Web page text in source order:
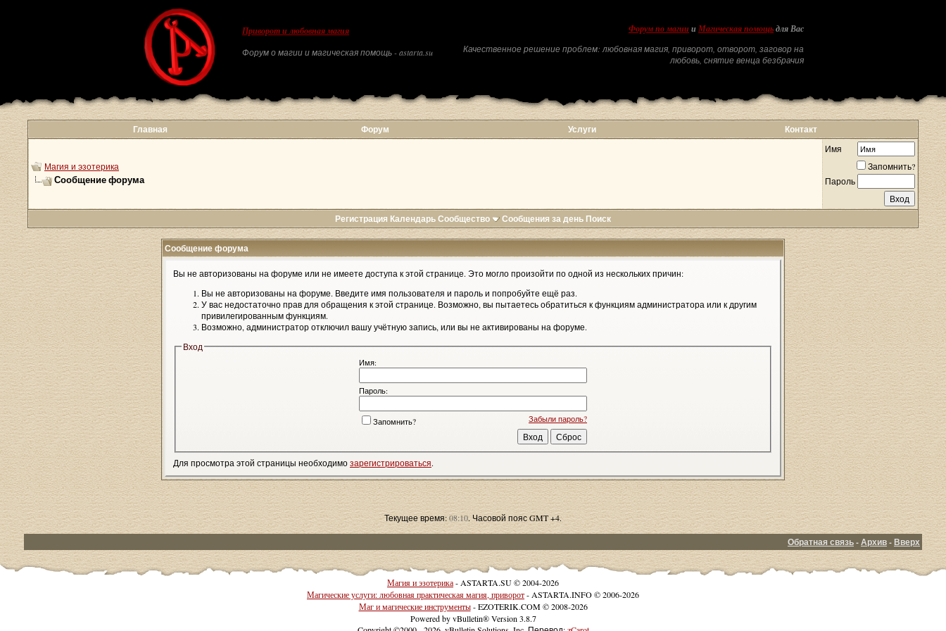
Приворот и любовная магия
Форум о магии и магическая помощь - astarta.su
Форум по магии и Магическая помощь для Вас
Качественное решение проблем: любовная магия, приворот, отворот, заговор на
любовь, снятие венца безбрачия
Главная Форум Услуги Контакт
Магия и эзотерика
Сообщение форума
Имя
Запомнить?
Пароль
Регистрация КалендарьСообщество Сообщения за день Поиск
Сообщение форума
Вы не авторизованы на форуме или не имеете доступа к этой странице. Это могло произойти по одной из нескольких причин:
Вы не авторизованы на форуме. Введите имя пользователя и пароль и попробуйте ещё раз.
У вас недостаточно прав для обращения к этой странице. Возможно, вы пытаетесь обратиться к функциям администратора или к другим
привилегированным функциям.
Возможно, администратор отключил вашу учётную запись, или вы не активированы на форуме.
Вход
Имя:
Пароль:
Забыли пароль?
Запомнить?
Для просмотра этой страницы необходимозарегистрироваться.
Текущее время:08:10. Часовой пояс GMT +4.
Обратная связь-Архив-Вверх
Магия и эзотерика- ASTARTA.SU © 2004-2026
Магические услуги: любовная практическая магия, приворот- ASTARTA.INFO © 2006-2026
Маг и магические инструменты- EZOTERIK.COM © 2008-2026
Powered by vBulletin® Version 3.8.7